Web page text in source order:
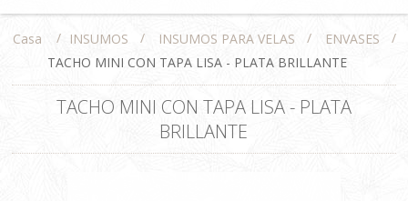
Casa / INSUMOS / INSUMOS PARA VELAS / ENVASES
/
TACHO MINI CON TAPA LISA - PLATA BRILLANTE
TACHO MINI CON TAPA LISA - PLATA
BRILLANTE